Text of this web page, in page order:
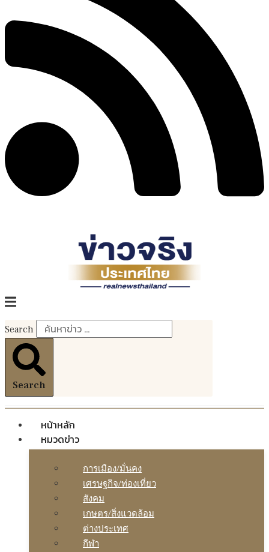
Search
Search
หน้าหลัก
หมวดข่าว
การเมือง/มั่นคง
เศรษฐกิจ/ท่องเที่ยว
สังคม
เกษตร/สิ่งแวดล้อม
ต่างประเทศ
กีฬา